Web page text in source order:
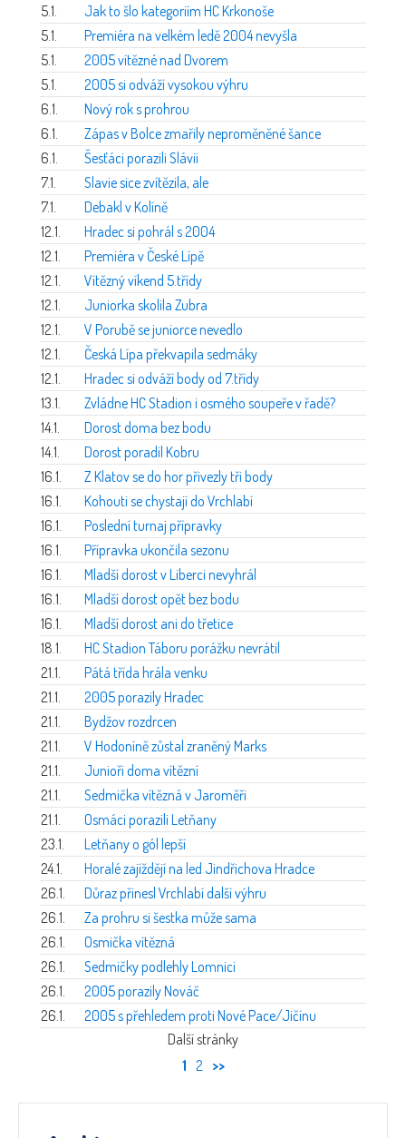
5.1.
Jak to šlo kategoriím HC Krkonoše
5.1.
Premiéra na velkém ledě 2004 nevyšla
5.1.
2005 vítězné nad Dvorem
5.1.
2005 si odváží vysokou výhru
6.1.
Nový rok s prohrou
6.1.
Zápas v Bolce zmařily neproměněné šance
6.1.
Šesťáci porazili Slávii
7.1.
Slavie sice zvítězila, ale
7.1.
Debakl v Kolíně
12.1.
Hradec si pohrál s 2004
12.1.
Premiéra v České Lípě
12.1.
Vítězný víkend 5.třídy
12.1.
Juniorka skolila Zubra
12.1.
V Porubě se juniorce nevedlo
12.1.
Česká Lípa překvapila sedmáky
12.1.
Hradec si odváží body od 7.třídy
13.1.
Zvládne HC Stadion i osmého soupeře v řadě?
14.1.
Dorost doma bez bodu
14.1.
Dorost poradil Kobru
16.1.
Z Klatov se do hor přivezly tři body
16.1.
Kohouti se chystají do Vrchlabí
16.1.
Poslední turnaj přípravky
16.1.
Přípravka ukončila sezonu
16.1.
Mladší dorost v Liberci nevyhrál
16.1.
Mladší dorost opět bez bodu
16.1.
Mladší dorost ani do třetice
18.1.
HC Stadion Táboru porážku nevrátil
21.1.
Pátá třída hrála venku
21.1.
2005 porazily Hradec
21.1.
Bydžov rozdrcen
21.1.
V Hodoníně zůstal zraněný Marks
21.1.
Junioři doma vítězní
21.1.
Sedmička vítězná v Jaroměři
21.1.
Osmáci porazili Letňany
23.1.
Letňany o gól lepší
24.1.
Horalé zajíždějí na led Jindřichova Hradce
26.1.
Důraz přinesl Vrchlabí další výhru
26.1.
Za prohru si šestka může sama
26.1.
Osmička vítězná
26.1.
Sedmičky podlehly Lomnici
26.1.
2005 porazily Nováč
26.1.
2005 s přehledem proti Nové Pace/Jičínu
Další stránky
1 2 >>